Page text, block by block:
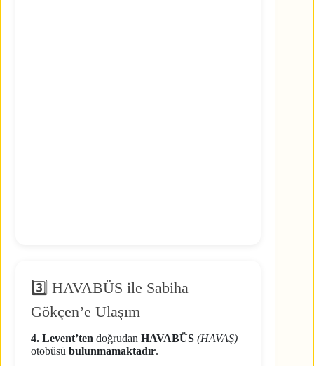
3️⃣ HAVABÜS ile Sabiha
Gökçen’e Ulaşım
4. Levent’ten doğrudan HAVABÜS (HAVAŞ)
otobüsü bulunmamaktadır.